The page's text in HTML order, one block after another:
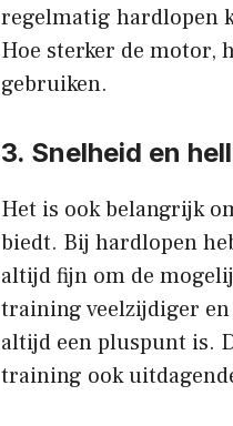
regelmatig hardlopen
Hoe sterker de motor,
gebruiken.
3. Snelheid en
Het is ook belangrijk
biedt. Bij hardlopen
altijd fijn om de
training veelzijdiger
altijd een pluspunt is.
training ook